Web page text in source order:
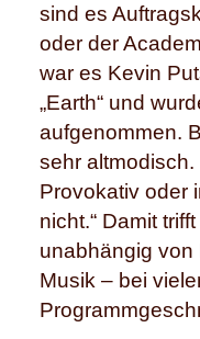
sind es
oder der
war es Kevin
„Earth“ und
aufgenommen.
sehr
Provokativ oder
nicht.“ Damit
unabhängig
Musik – bei